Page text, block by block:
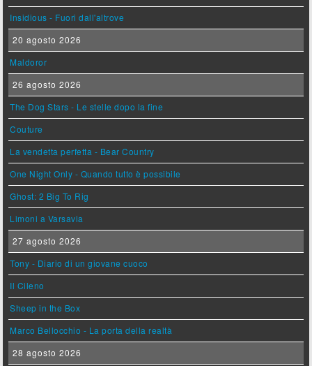
Insidious - Fuori dall'altrove
20 agosto 2026
Maldoror
26 agosto 2026
The Dog Stars - Le stelle dopo la fine
Couture
La vendetta perfetta - Bear Country
One Night Only - Quando tutto è possibile
Ghost: 2 Big To Rig
Limoni a Varsavia
27 agosto 2026
Tony - Diario di un giovane cuoco
Il Cileno
Sheep in the Box
Marco Bellocchio - La porta della realtà
28 agosto 2026